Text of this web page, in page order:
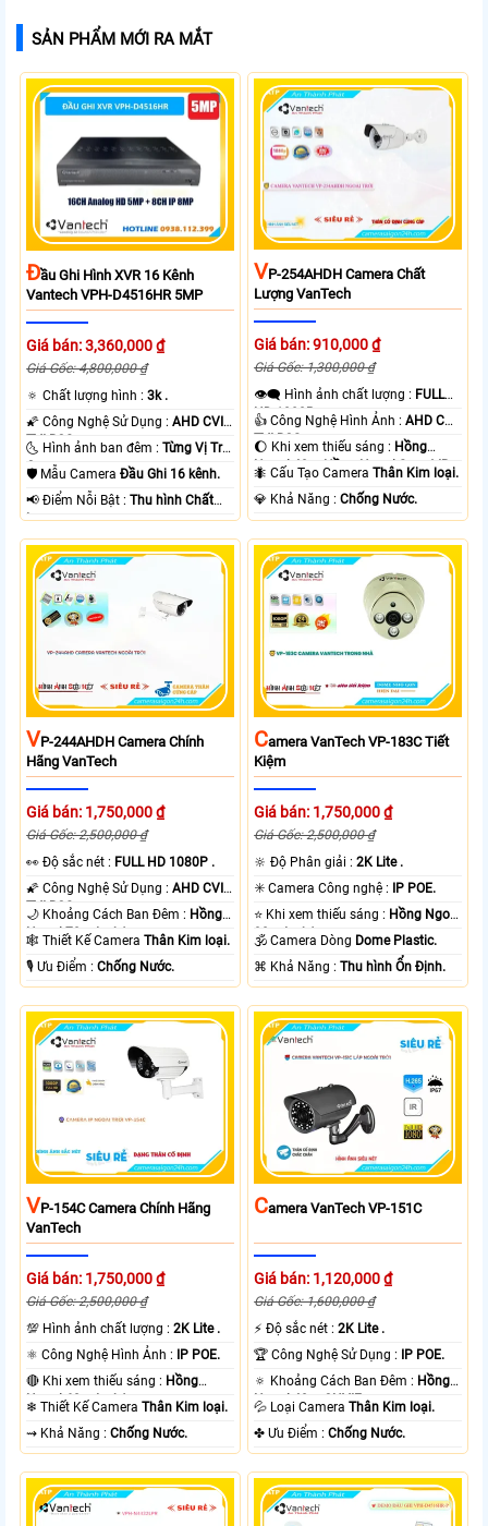
SẢN PHẨM MỚI RA MẮT
ĐẦu Ghi Hình XVR 16 Kênh
Vantech VPH-D4516HR 5MP
Giá bán: 3,360,000 ₫
Giá Gốc: 4,800,000 ₫
🔅 Chất lượng hình :3k .
🌠 Công Nghệ Sử Dụng :AHD CVI
TVI BCS.
🌜 Hình ảnh ban đêm :Từng Vị Trí
Camera .
🛡 Mẫu CameraĐầu Ghi 16 kênh.
️📢 Điểm Nỗi Bật :Thu hình Chất
Lượng.
VP-254AHDH Camera Chất
Lượng VanTech
Giá bán: 910,000 ₫
Giá Gốc: 1,300,000 ₫
👁️‍🗨 Hình ảnh chất lượng : FULL
HD 1080P .
👍 Công Nghệ Hình Ảnh :AHD CVI
TVI BCS.
🌔 Khi xem thiếu sáng : Hồng
Ngoại 40m Hồng Ngoại Smart IR.
🐜 Cấu Tạo CameraThân Kim loại.
️💎 Khả Năng :Chống Nước.
VP-244AHDH Camera Chính
Hãng VanTech
Giá bán: 1,750,000 ₫
Giá Gốc: 2,500,000 ₫
️👀 Độ sắc nét : FULL HD 1080P .
🌠 Công Nghệ Sử Dụng :AHD CVI
TVI BCS.
🌙 Khoảng Cách Ban Đêm : Hồng
Ngoại 70m Led Array.
🕸️ Thiết Kế CameraThân Kim loại.
️🎙 Ưu Điểm :Chống Nước.
CAmera VanTech VP-183C Tiết
Kiệm
Giá bán: 1,750,000 ₫
Giá Gốc: 2,500,000 ₫
🔆 Độ Phân giải :2K Lite .
✳️ Camera Công nghệ :
IP POE.
⭐ Khi xem thiếu sáng : Hồng Ngoại
30m Led Array.
🕉️ Camera Dòng Dome Plastic.
️⌘ Khả Năng :Thu hình Ổn Định.
VP-154C Camera Chính Hãng
VanTech
Giá bán: 1,750,000 ₫
Giá Gốc: 2,500,000 ₫
💯 Hình ảnh chất lượng :2K Lite .
⚛️ Công Nghệ Hình Ảnh : IP POE.
🔴 Khi xem thiếu sáng : Hồng
Ngoại 60m Led Array.
❄ Thiết Kế CameraThân Kim loại.
️⇝ Khả Năng :Chống Nước.
CAmera VanTech VP-151C
Giá bán: 1,120,000 ₫
Giá Gốc: 1,600,000 ₫
️⚡ Độ sắc nét :2K Lite .
🏆 Công Nghệ Sử Dụng : IP POE.
🔅 Khoảng Cách Ban Đêm : Hồng
Ngoại 40m ONVIF.
💦 Loại CameraThân Kim loại.
️✤ Ưu Điểm :Chống Nước.